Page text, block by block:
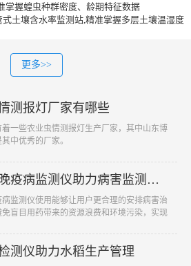
掌握蝗虫种群密度、龄期特征数据
式土壤含水率监测站,精准掌握多层土壤温湿度
更多>>
测报灯厂家有哪些
着一些农业虫情测报灯生产厂家，其中山东博
中优秀的厂家。
马铃薯晚疫病监测仪助力病害监测工作
监测仪使用能够让用户更合理的安排病害治
盲目用药带来的资源浪费和环境污染，实现
测仪助力水稻生产管理